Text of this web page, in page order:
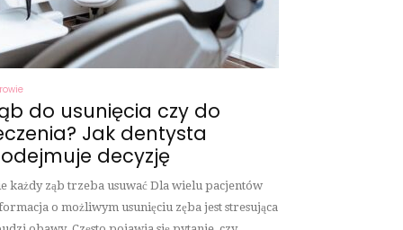
do usunięcia czy do
Jak dentysta
decyzję
każdy ząb trzeba usuwać Dla wielu pacjentów
o możliwym usunięciu zęba jest stresująca